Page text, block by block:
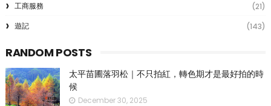
工商服務
(21)
遊記
(143)
RANDOM POSTS
太平苗圃落羽松｜不只拍紅，轉色期才是最好拍的時
候
December 30, 2025